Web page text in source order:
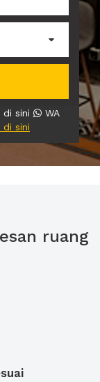
di sini
WA
di sini
ruang